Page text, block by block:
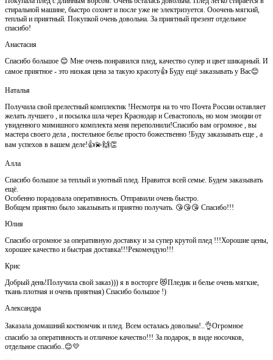
стиральной машине, быстро сохнет и после уже не электризуется. Ооочень мягкий,
теплый и приятный. Покупкой очень довольна. За приятный презент отдельное
спасибо!
Анастасия
Спасибо большое 😊 Мне очень понравился плед, качество супер и цвет шикарный. И
самое приятное - это низкая цена за такую красоту👍 Буду ещё заказывать у Вас😊
Наталья
Получила свой прелестный комплектик !Несмотря на то что Почта России оставляет
желать лучшего , и посылка шла через Краснодар и Севастополь, но мом эмоции от
увиденного мимишного комплекта меня переполнили!Спасибо вам огромное , вы
мастера своего дела , постельное белье просто божественно !Буду заказывать еще , а
вам успехов в вашем деле!👍💫🙌👏
Алла
Спасибо большое за теплый и уютный плед. Нравится всей семье. Будем заказывать
ещё.
Особенно порадовала оперативность. Отправили очень быстро.
Вобщем приятно было заказывать и приятно получать. 😘😘😘 Спасибо!!!
Юлия
Спасибо огромное за оперативную доставку и за супер крутой плед !!!Хорошие цены,
хорошее качество и быстрая доставка!!!Рекомендую!!!
Крис
Добрый день!Получила свой заказ))) я в восторге 😻Пледик и белье очень мягкие,
ткань плотная и очень приятная) Спасибо большое !)
Александра
Заказала домашний костюмчик и плед. Всем осталась довольна!..👌Огромное
спасибо за оперативность и отличное качество!!! За подарок, в виде носочков,
отдельное спасибо..😊💛